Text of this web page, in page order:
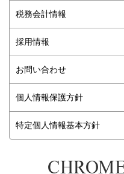
会社設立
税務顧問・記帳代行
経理アウトソーシング
資金調達
株式公開・監査対応
外資系向けサービス
M&A
税務調査対策
税務会計情報
やさしい税務会計ニュース
旬の特集
会話形式で楽しく学ぶ税
WORDでそのまま使える
経理総務担当者のための
採用情報
お問い合わせ
個人情報保護方針
特定個人情報基本方針